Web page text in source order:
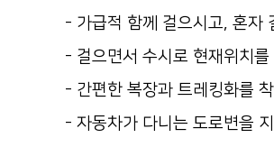
- 가급적 함께 걸으시고, 혼자
- 걸으면서 수시로 현재위치
- 간편한 복장과 트레킹화를
- 자동차가 다니는 도로변을